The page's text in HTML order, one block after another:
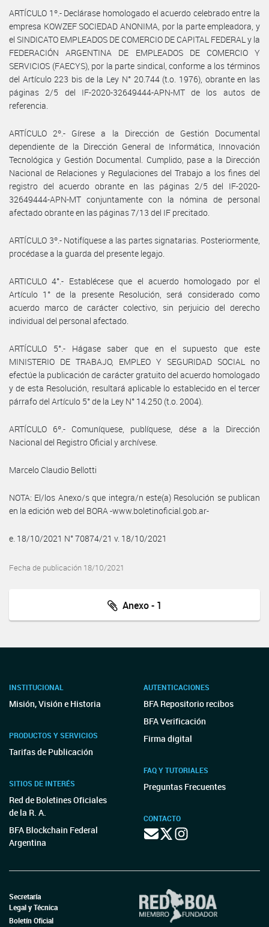
ARTÍCULO 1º.- Declárase homologado el acuerdo celebrado entre la
empresa KOWZEF SOCIEDAD ANONIMA, por la parte empleadora, y
el SINDICATO EMPLEADOS DE COMERCIO DE CAPITAL FEDERAL y la
FEDERACIÓN ARGENTINA DE EMPLEADOS DE COMERCIO Y
SERVICIOS (FAECYS), por la parte sindical, conforme a los términos
del Artículo 223 bis de la Ley N° 20.744 (t.o. 1976), obrante en las
páginas 2/5 del IF-2020-32649444-APN-MT de los autos de
referencia.
ARTÍCULO 2º.- Gírese a la Dirección de Gestión Documental
dependiente de la Dirección General de Informática, Innovación
Tecnológica y Gestión Documental. Cumplido, pase a la Dirección
Nacional de Relaciones y Regulaciones del Trabajo a los fines del
registro del acuerdo obrante en las páginas 2/5 del IF-2020-
32649444-APN-MT conjuntamente con la nómina de personal
afectado obrante en las páginas 7/13 del IF precitado.
ARTÍCULO 3º.- Notifíquese a las partes signatarias. Posteriormente,
procédase a la guarda del presente legajo.
ARTICULO 4°.- Establécese que el acuerdo homologado por el
Artículo 1° de la presente Resolución, será considerado como
acuerdo marco de carácter colectivo, sin perjuicio del derecho
individual del personal afectado.
ARTÍCULO 5°.- Hágase saber que en el supuesto que este
MINISTERIO DE TRABAJO, EMPLEO Y SEGURIDAD SOCIAL no
efectúe la publicación de carácter gratuito del acuerdo homologado
y de esta Resolución, resultará aplicable lo establecido en el tercer
párrafo del Artículo 5° de la Ley N° 14.250 (t.o. 2004).
ARTÍCULO 6º.- Comuníquese, publíquese, dése a la Dirección
Nacional del Registro Oficial y archívese.
Marcelo Claudio Bellotti
NOTA: El/los Anexo/s que integra/n este(a) Resolución se publican
en la edición web del BORA -www.boletinoficial.gob.ar-
e. 18/10/2021 N° 70874/21 v. 18/10/2021
Fecha de publicación 18/10/2021
Anexo - 1
INSTITUCIONAL
Misión, Visión e Historia
PRODUCTOS Y SERVICIOS
Tarifas de Publicación
SITIOS DE INTERÉS
Red de Boletines Oficiales
de la R. A.
BFA Blockchain Federal
Argentina
AUTENTICACIONES
BFA Repositorio recibos
BFA Verificación
Firma digital
FAQ Y TUTORIALES
Preguntas Frecuentes
CONTACTO
Secretaría
Legal y Técnica
Boletín Oficial